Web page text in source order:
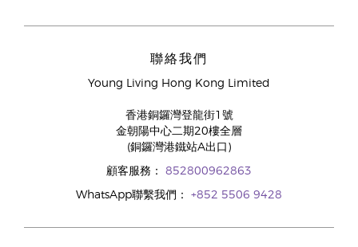
聯絡我們
Young Living Hong Kong Limited
香港銅鑼灣登龍街1號
金朝陽中心二期20樓全層
(銅鑼灣港鐵站A出口)
顧客服務： 852800962863
WhatsApp聯繫我們： +852 5506 9428